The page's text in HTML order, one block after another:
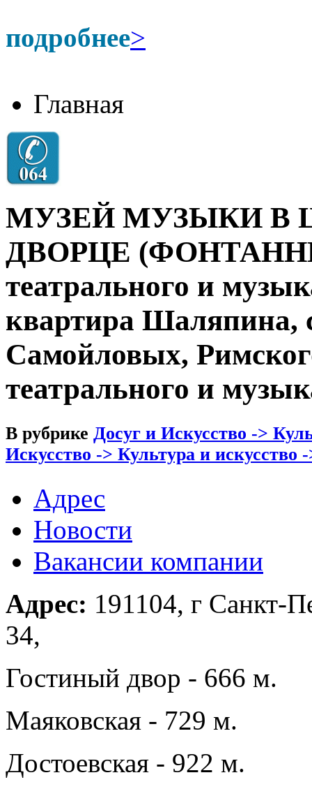
подробнее>
Главная
МУЗЕЙ МУЗЫКИ В
ДВОРЦЕ
театрального и
квартира Шаляпина,
Самойловых,
театрального и
В рубрике Досуг и Искусство ->
Искусство -> Культура и искусство
Адрес
Новости
Вакансии компании
Адрес: 191104, г Санкт-
34,
Гостиный двор - 666 м.
Маяковская - 729 м.
Достоевская - 922 м.